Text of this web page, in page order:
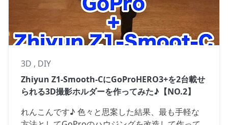
3D , DIY
Zhiyun Z1-Smooth-CにGoProHERO3+を2台載せ
られる3D撮影ホルダーを作ってみた♪【NO.2】
れんこんです♪ 色々と思案した結果、最も手軽な